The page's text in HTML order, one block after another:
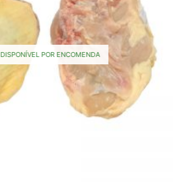
DISPONÍVEL POR ENCOMENDA